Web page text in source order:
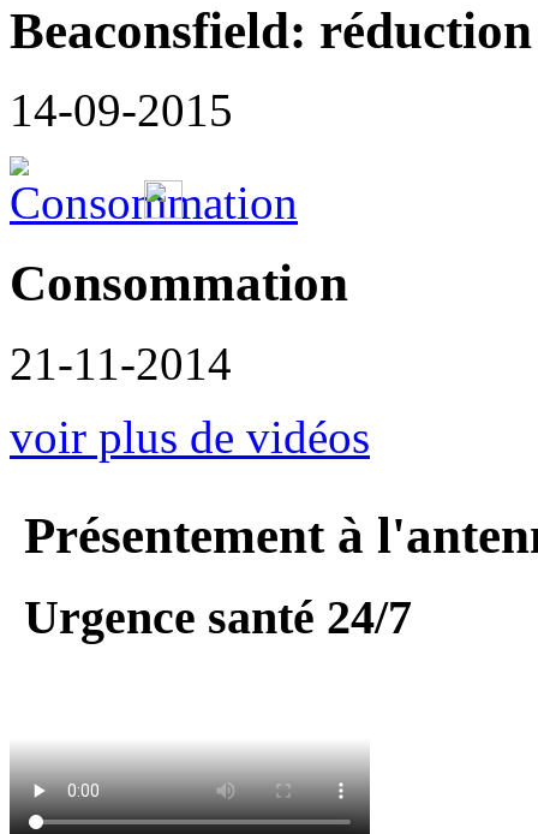
Beaconsfield:
14-09-2015
Consommation
21-11-2014
voir plus de vidéos
Présentement à
Urgence santé 24/7